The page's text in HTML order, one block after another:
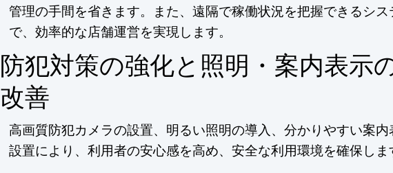
管理の手間を省きます。また、遠隔で稼働状況を把握できるシス
で、効率的な店舗運営を実現します。
防犯対策の強化と照明・案内表示
改善
高画質防犯カメラの設置、明るい照明の導入、分かりやすい案内
設置により、利用者の安心感を高め、安全な利用環境を確保しま